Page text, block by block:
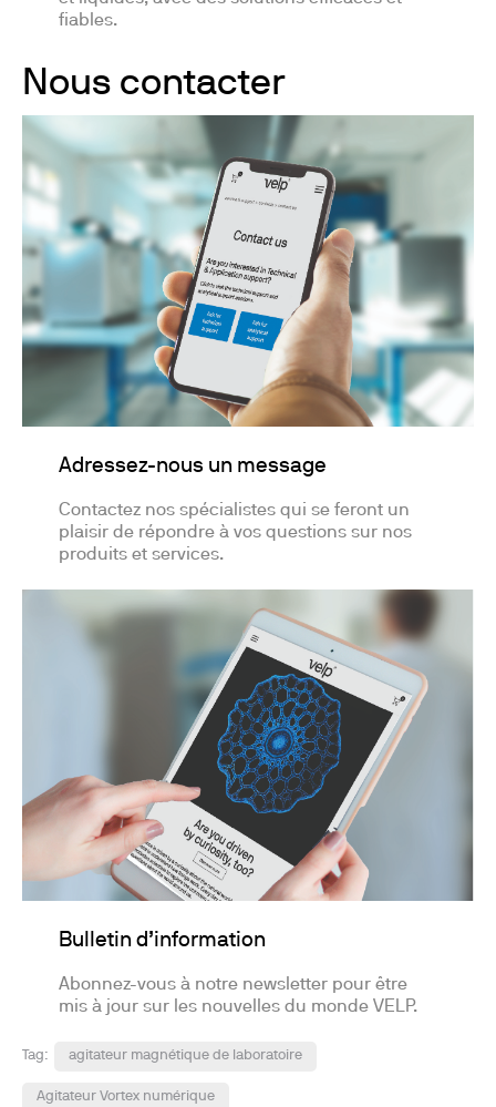
fiables.
Nous contacter
Adressez-nous un message
Contactez nos spécialistes qui se feront un
plaisir de répondre à vos questions sur nos
produits et services.
Bulletin d’information
Abonnez-vous à notre newsletter pour être
mis à jour sur les nouvelles du monde VELP.
Tag: agitateur magnétique de laboratoire
Agitateur Vortex numérique